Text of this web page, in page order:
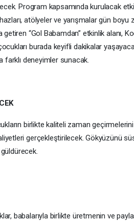
Program kapsamında kurulacak
atölyeler ve yarışmalar gün boyu
“Gol Babamdan” etkinlik alanı,
burada keyifli dakikalar
farklı deneyimler sunacak.
birlikte kaliteli zaman
gerçekleştirilecek. Gökyüzünü
babalarıyla birlikte üretmenin ve